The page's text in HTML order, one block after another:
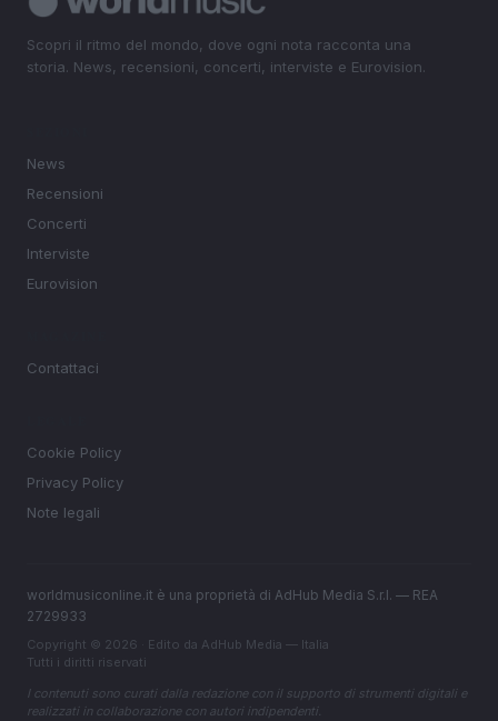
Scopri il ritmo del mondo, dove ogni nota racconta una
storia. News, recensioni, concerti, interviste e Eurovision.
News
Recensioni
Concerti
Interviste
Eurovision
Contattaci
Cookie Policy
Privacy Policy
Note legali
worldmusiconline.it è una proprietà di AdHub Media S.r.l. — REA
2729933
Copyright © 2026 · Edito da AdHub Media — Italia
Tutti i diritti riservati
I contenuti sono curati dalla redazione con il supporto di strumenti digitali e
realizzati in collaborazione con autori indipendenti.